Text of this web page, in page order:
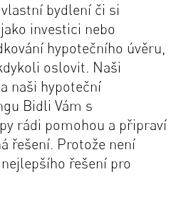
bydlení či si
investici nebo
hypotečního úvěru,
oslovit. Naši
a naši hypoteční
Bidli Vám s
rádi pomohou a připraví
řešení. Protože není
řešení pro